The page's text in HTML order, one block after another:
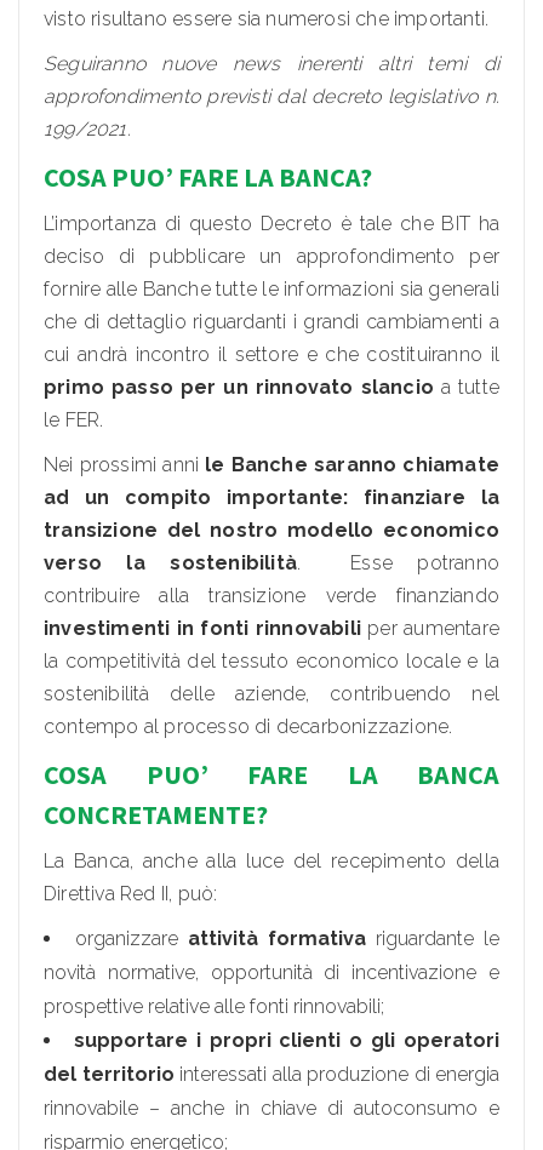
visto risultano essere sia numerosi che importanti.
Seguiranno nuove news inerenti altri temi di
approfondimento previsti dal decreto legislativo n.
199/2021.
COSA PUO’ FARE LA BANCA?
L’importanza di questo Decreto è tale che BIT ha
deciso di pubblicare un approfondimento per
fornire alle Banche tutte le informazioni sia generali
che di dettaglio riguardanti i grandi cambiamenti a
cui andrà incontro il settore e che costituiranno il
primo passo per un rinnovato slancio a tutte
le FER.
Nei prossimi anni le Banche saranno chiamate
ad un compito importante: finanziare la
transizione del nostro modello economico
verso la sostenibilità. Esse potranno
contribuire alla transizione verde finanziando
investimenti in fonti rinnovabiliper aumentare
la competitività del tessuto economico locale e la
sostenibilità delle aziende, contribuendo nel
contempo al processo di decarbonizzazione.
COSA PUO’ FARE LA BANCA
CONCRETAMENTE?
La Banca, anche alla luce del recepimento della
Direttiva Red II, può:
organizzare attività formativa riguardante le
novità normative, opportunità di incentivazione e
prospettive relative alle fonti rinnovabili;
supportare i propri clienti o gli operatori
del territorio interessati alla produzione di energia
rinnovabile – anche in chiave di autoconsumo e
risparmio energetico;